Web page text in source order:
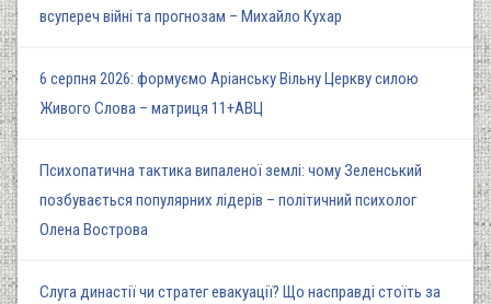
всупереч війні та прогнозам – Михайло Кухар
6 серпня 2026: формуємо Аріанську Вільну Церкву силою
Живого Слова – матриця 11+АВЦ
Психопатична тактика випаленої землі: чому Зеленський
позбувається популярних лідерів – політичний психолог
Олена Вострова
Слуга династії чи стратег евакуації? Що насправді стоїть за